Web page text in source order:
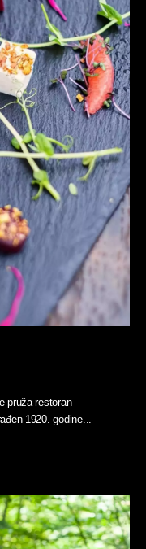
pruža restoran
1920. godine...